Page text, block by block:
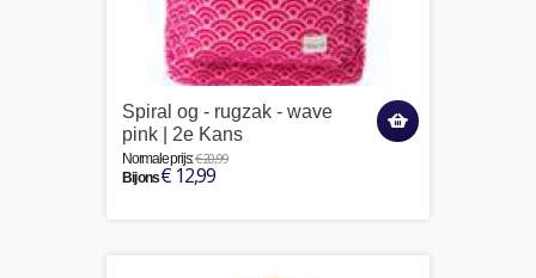
Spiral og - rugzak - wave
pink | 2e Kans
Normale prijs:€ 20,99
Bij ons€ 12,99